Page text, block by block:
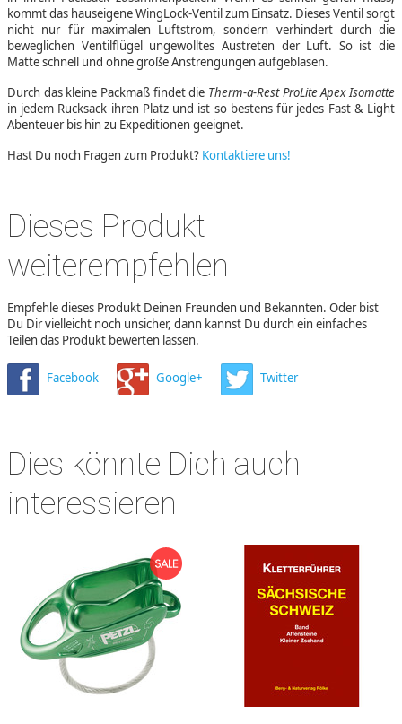
kommt das hauseigene WingLock-Ventil zum Einsatz. Dieses Ventil sorgt
nicht nur für maximalen Luftstrom, sondern verhindert durch die
beweglichen Ventilflügel ungewolltes Austreten der Luft. So ist die
Matte schnell und ohne große Anstrengungen aufgeblasen.
Durch das kleine Packmaß findet die Therm-a-Rest ProLite Apex Isomatte
in jedem Rucksack ihren Platz und ist so bestens für jedes Fast & Light
Abenteuer bis hin zu Expeditionen geeignet.
Hast Du noch Fragen zum Produkt? Kontaktiere uns!
Dieses Produkt
weiterempfehlen
Empfehle dieses Produkt Deinen Freunden und Bekannten. Oder bist
Du Dir vielleicht noch unsicher, dann kannst Du durch ein einfaches
Teilen das Produkt bewerten lassen.
Facebook Google+ Twitter
Dies könnte Dich auch
interessieren